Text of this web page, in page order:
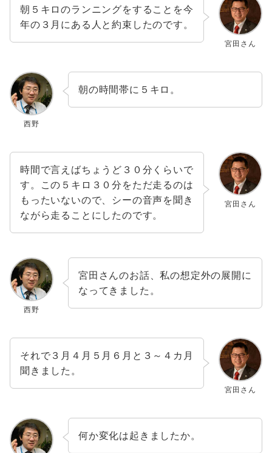
宮田さん
朝５キロのランニングをすることを今
年の３月にある人と約束したのです。
西野
朝の時間帯に５キロ。
宮田さん
時間で言えばちょうど３０分くらいで
す。この５キロ３０分をただ走るのは
もったいないので、シーの音声を聞き
ながら走ることにしたのです。
西野
宮田さんのお話、私の想定外の展開に
なってきました。
宮田さん
それで３月４月５月６月と３～４カ月
聞きました。
何か変化は起きましたか。